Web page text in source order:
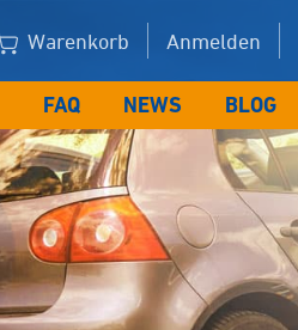
Warenkorb Anmelden
FAQ NEWS BLOG